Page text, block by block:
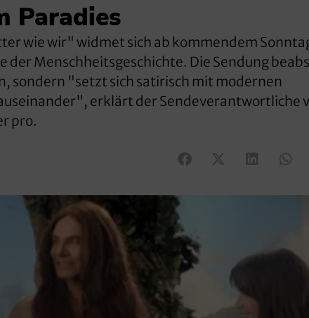
Paradies
wie wir" widmet sich ab kommendem
der Menschheitsgeschichte. Die Sendung
sondern "setzt sich satirisch mit modernen
erklärt der Sendeverantwortliche
pro.